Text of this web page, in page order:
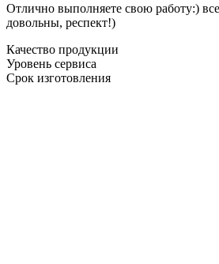
Отлично выполняете свою работу:)
довольны, респект!)
Качество продукции
Уровень сервиса
Срок изготовления